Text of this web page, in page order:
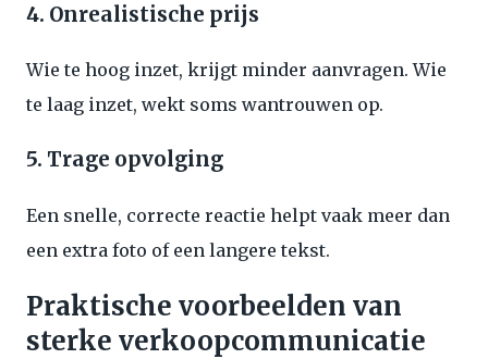
4. Onrealistische prijs
Wie te hoog inzet, krijgt minder aanvragen. Wie
te laag inzet, wekt soms wantrouwen op.
5. Trage opvolging
Een snelle, correcte reactie helpt vaak meer dan
een extra foto of een langere tekst.
Praktische voorbeelden van
sterke verkoopcommunicatie